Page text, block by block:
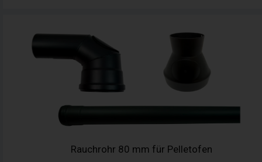
Rauchrohr 80 mm für Pelletofen